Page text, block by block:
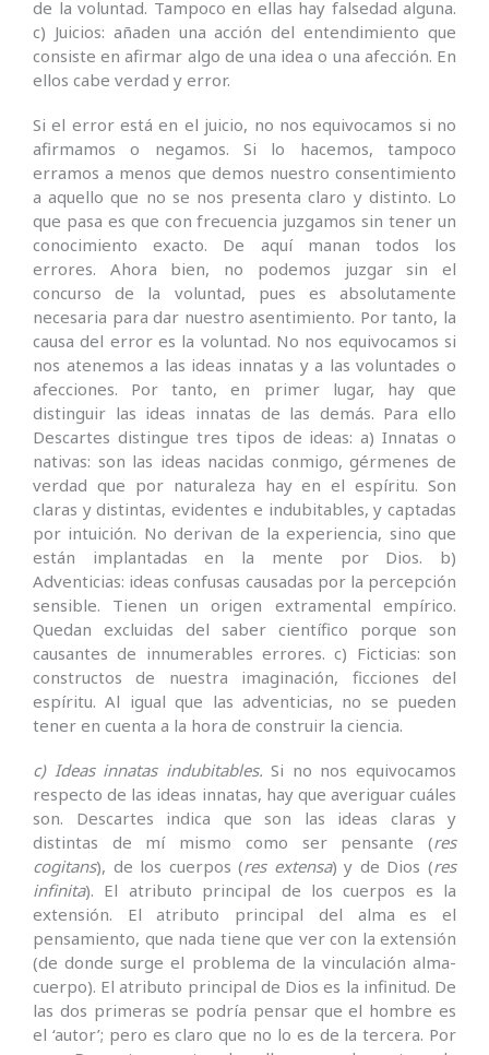
de la voluntad. Tampoco en ellas hay falsedad alguna.
c) Juicios: añaden una acción del entendimiento que
consiste en afirmar algo de una idea o una afección. En
ellos cabe verdad y error.
Si el error está en el juicio, no nos equivocamos si no
afirmamos o negamos. Si lo hacemos, tampoco
erramos a menos que demos nuestro consentimiento
a aquello que no se nos presenta claro y distinto. Lo
que pasa es que con frecuencia juzgamos sin tener un
conocimiento exacto. De aquí manan todos los
errores. Ahora bien, no podemos juzgar sin el
concurso de la voluntad, pues es absolutamente
necesaria para dar nuestro asentimiento. Por tanto, la
causa del error es la voluntad. No nos equivocamos si
nos atenemos a las ideas innatas y a las voluntades o
afecciones. Por tanto, en primer lugar, hay que
distinguir las ideas innatas de las demás. Para ello
Descartes distingue tres tipos de ideas: a) Innatas o
nativas: son las ideas nacidas conmigo, gérmenes de
verdad que por naturaleza hay en el espíritu. Son
claras y distintas, evidentes e indubitables, y captadas
por intuición. No derivan de la experiencia, sino que
están implantadas en la mente por Dios. b)
Adventicias: ideas confusas causadas por la percepción
sensible. Tienen un origen extramental empírico.
Quedan excluidas del saber científico porque son
causantes de innumerables errores. c) Ficticias: son
constructos de nuestra imaginación, ficciones del
espíritu. Al igual que las adventicias, no se pueden
tener en cuenta a la hora de construir la ciencia.
c) Ideas innatas indubitables. Si no nos equivocamos
respecto de las ideas innatas, hay que averiguar cuáles
son. Descartes indica que son las ideas claras y
distintas de mí mismo como ser pensante (res
cogitans), de los cuerpos (res extensa) y de Dios (res
infinita). El atributo principal de los cuerpos es la
extensión. El atributo principal del alma es el
pensamiento, que nada tiene que ver con la extensión
(de donde surge el problema de la vinculación alma-
cuerpo). El atributo principal de Dios es la infinitud. De
las dos primeras se podría pensar que el hombre es
el ‘autor’; pero es claro que no lo es de la tercera. Por